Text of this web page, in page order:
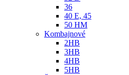
36
40 E, 45
50 HM
Kombajnové
2HB
3HB
4HB
5HB